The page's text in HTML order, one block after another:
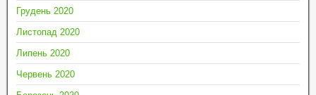
Грудень 2020
Листопад 2020
Липень 2020
Червень 2020